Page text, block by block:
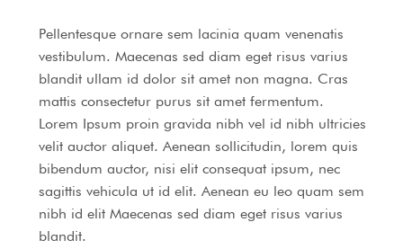
Pellentesque ornare sem lacinia quam venenatis
vestibulum. Maecenas sed diam eget risus varius
blandit ullam id dolor sit amet non magna. Cras
mattis consectetur purus sit amet fermentum.
Lorem Ipsum proin gravida nibh vel id nibh ultricies
velit auctor aliquet. Aenean sollicitudin, lorem quis
bibendum auctor, nisi elit consequat ipsum, nec
sagittis vehicula ut id elit. Aenean eu leo quam sem
nibh id elit Maecenas sed diam eget risus varius
blandit.